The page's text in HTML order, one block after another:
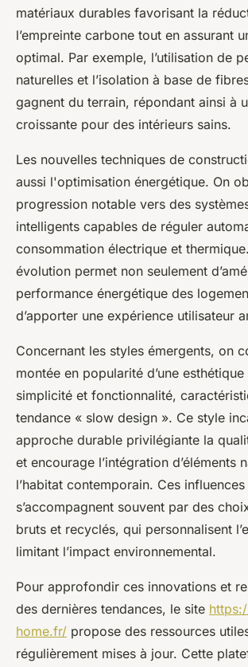
matériaux durables favorisant la
l’empreinte carbone tout en assurant
optimal. Par exemple, l’utilisation de
naturelles et l’isolation à base de
gagnent du terrain, répondant ainsi à
croissante pour des intérieurs sains.
Les nouvelles techniques de
aussi l'optimisation énergétique. On
progression notable vers des
intelligents capables de réguler
consommation électrique et
évolution permet non seulement
performance énergétique des
d’apporter une expérience utilisateur
Concernant les styles émergents, on
montée en popularité d’une
simplicité et fonctionnalité,
tendance « slow design ». Ce style
approche durable privilégiante la
et encourage l’intégration d’éléments
l’habitat contemporain. Ces influences
s’accompagnent souvent par des
bruts et recyclés, qui personnalisent
limitant l’impact environnemental.
Pour approfondir ces innovations et
des dernières tendances, le site
home.fr/ propose des ressources
régulièrement mises à jour. Cette